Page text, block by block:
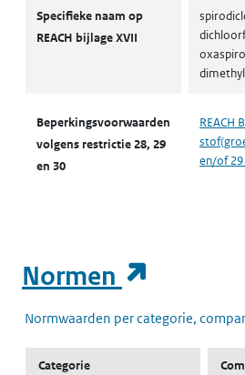
Specifieke naam op
REACH bijlage XVII
Beperkingsvoorwaarden
volgens restrictie 28, 29
en 30
REACH
en/of
Normen
Normwaarden per categorie,
Categorie